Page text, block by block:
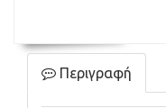
Περιγραφή